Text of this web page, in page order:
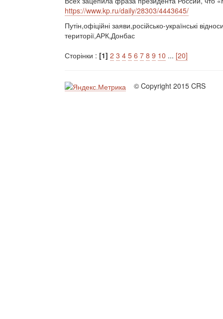
https://www.kp.ru/daily/28303/4443645/
Путін,офіційні заяви,російсько-українські
території,АРК,Донбас
Сторінки : [1] 2 3 4 5 6 7 8 9 10 ... [20]
© Copyright 2015 CRS